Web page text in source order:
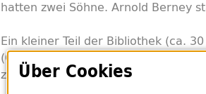
hatten zwei Söhne. Arnold Berney
Ein kleiner Teil der Bibliothek (ca.
(OAD) identifiziert und 1950 über
zurückgegeben.
Über Cookies